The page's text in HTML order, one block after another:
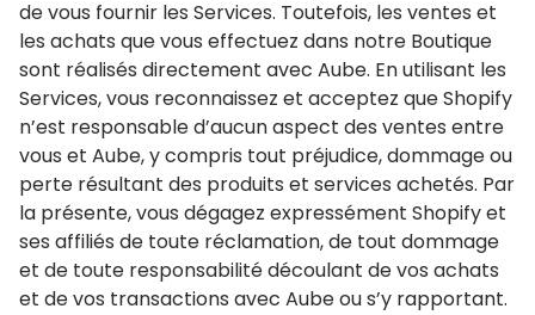
de vous fournir les Services. Toutefois, les ventes et
les achats que vous effectuez dans notre Boutique
sont réalisés directement avec Aube. En utilisant les
Services, vous reconnaissez et acceptez que Shopify
n’est responsable d’aucun aspect des ventes entre
vous et Aube, y compris tout préjudice, dommage ou
perte résultant des produits et services achetés. Par
la présente, vous dégagez expressément Shopify et
ses affiliés de toute réclamation, de tout dommage
et de toute responsabilité découlant de vos achats
et de vos transactions avec Aube ou s’y rapportant.